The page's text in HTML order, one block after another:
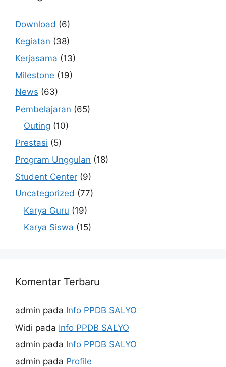
Download (6)
Kegiatan (38)
Kerjasama (13)
Milestone (19)
News (63)
Pembelajaran (65)
Outing (10)
Prestasi (5)
Program Unggulan (18)
Student Center (9)
Uncategorized (77)
Karya Guru (19)
Karya Siswa (15)
Komentar Terbaru
admin pada Info PPDB SALYO
Widi pada Info PPDB SALYO
admin pada Info PPDB SALYO
admin pada Profile